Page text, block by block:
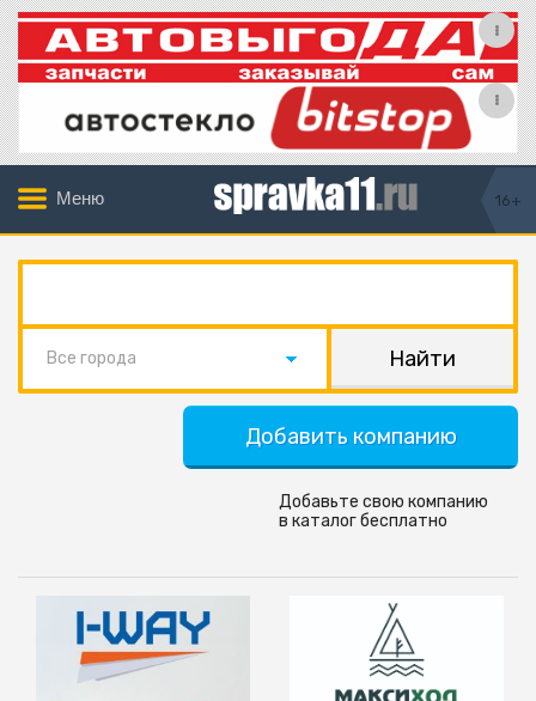
Меню 16+
Все города
Добавить компанию
Добавьте свою компанию
в каталог бесплатно